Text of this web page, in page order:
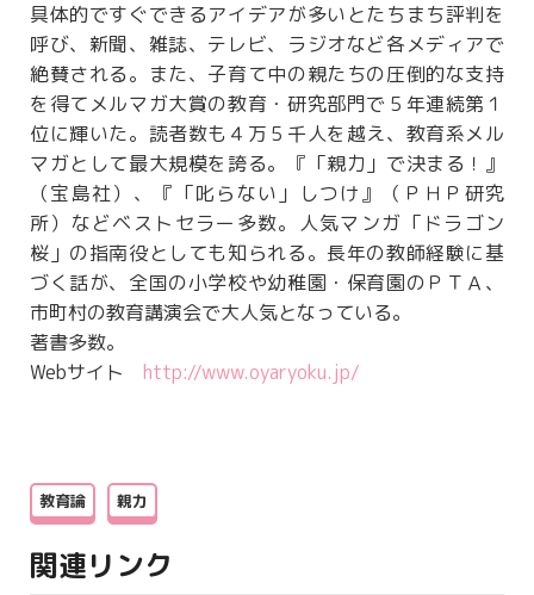
具体的ですぐできるアイデアが多いとたちまち評判を
呼び、新聞、雑誌、テレビ、ラジオなど各メディアで
絶賛される。また、子育て中の親たちの圧倒的な支持
を得てメルマガ大賞の教育・研究部門で５年連続第１
位に輝いた。読者数も４万５千人を越え、教育系メル
マガとして最大規模を誇る。『「親力」で決まる！』
（宝島社）、『「叱らない」しつけ』（ＰＨＰ研究
所）などベストセラー多数。人気マンガ「ドラゴン
桜」の指南役としても知られる。長年の教師経験に基
づく話が、全国の小学校や幼稚園・保育園のＰＴＡ、
市町村の教育講演会で大人気となっている。
著書多数。
Webサイト http://www.oyaryoku.jp/
教育論 親力
関連リンク